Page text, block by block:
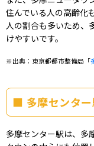
住んでいる人の高齢化
人の割合も多いため、
けやすいです。
※出典：東京都都市整備局「
多摩センタ
多摩センター駅は、多